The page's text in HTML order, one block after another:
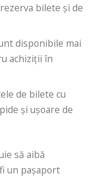
bilete și de
disponibile mai
achiziții în
de bilete cu
și ușoare de
să aibă
un pașaport